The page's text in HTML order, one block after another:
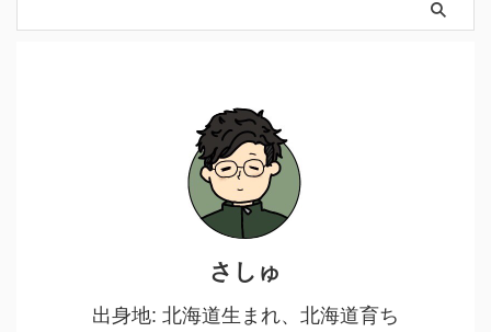
さしゅ
出身地: 北海道生まれ、北海道育ち